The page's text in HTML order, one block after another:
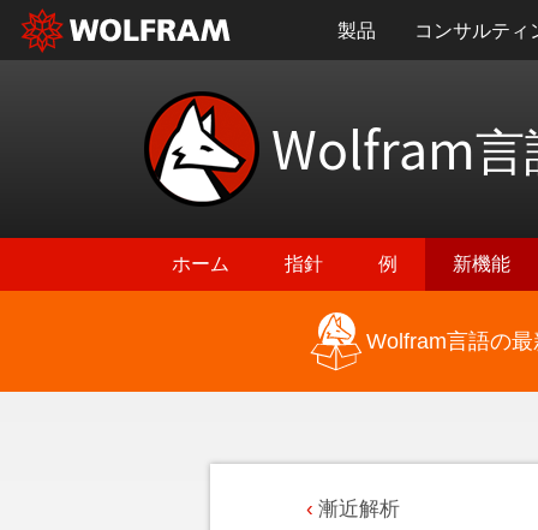
製品 コンサルティ
Wolfram言
ホーム 指針 例 新機能
Wolfram言語の
漸近解析